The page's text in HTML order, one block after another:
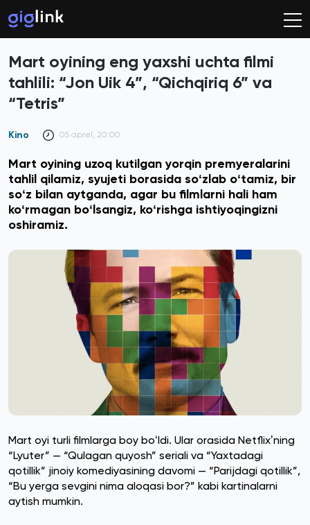
Mart oyining eng yaxshi uchta filmi
tahlili: “Jon Uik 4”, “Qichqiriq 6” va
“Tetris”
Kino 05 aprel, 20:00
Mart oyining uzoq kutilgan yorqin premyeralarini
tahlil qilamiz, syujeti borasida soʻzlab oʻtamiz, bir
soʻz bilan aytganda, agar bu filmlarni hali ham
koʻrmagan boʻlsangiz, koʻrishga ishtiyoqingizni
oshiramiz.
Mart oyi turli filmlarga boy boʻldi. Ular orasida Netflixʼning
“Lyuter” — “Qulagan quyosh” seriali va “Yaxtadagi
qotillik” jinoiy komediyasining davomi — “Parijdagi qotillik”,
“Bu yerga sevgini nima aloqasi bor?” kabi kartinalarni
aytish mumkin.